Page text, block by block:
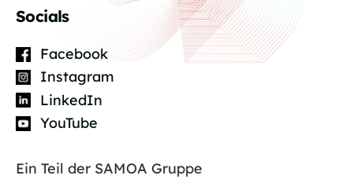
Socials
Facebook
Instagram
LinkedIn
YouTube
Ein Teil der SAMOA Gruppe